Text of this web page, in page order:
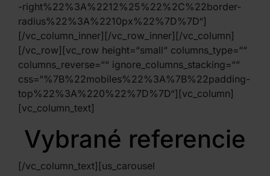
-right%22%3A%2212%25%22%2C%22border-
radius%22%3A%2210px%22%7D%7D“]
[/vc_column_inner][/vc_row_inner][/vc_column]
[/vc_row][vc_row height=“small“ columns_type=““
columns_reverse=““ ignore_columns_stacking=““
css=“%7B%22mobiles%22%3A%7B%22padding-
top%22%3A%220%22%7D%7D“][vc_column]
[vc_column_text]
Vybrané referencie
[/vc_column_text][us_carousel